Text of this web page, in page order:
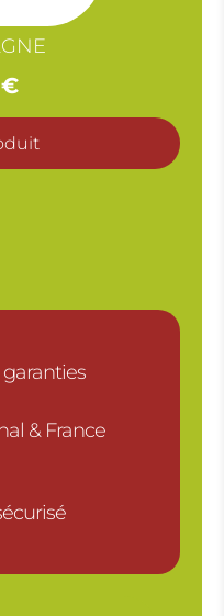
€
garanties
& France